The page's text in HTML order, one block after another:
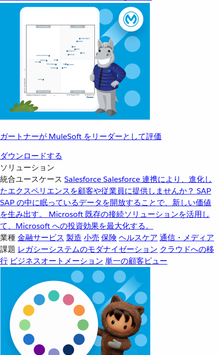
ガートナーが MuleSoft をリーダーとして評価
ダウンロードする
ソリューション
統合ユースケース SalesforceSalesforce 連携により、進化し
たエクスペリエンスを顧客や従業員に提供しませんか？ SAP
SAP の中に眠っているデータを開放することで、新しい価値
を生み出す。
Microsoft 既存の接続ソリューションを活用し
て、Microsoft への投資効果を最大化する。
業種金融サービス 製造 小売 保険 ヘルスケア 通信・メディア
課題 レガシーシステムのモダナイゼーション クラウドへの移
行 ビジネスオートメーション 単一の顧客ビュー